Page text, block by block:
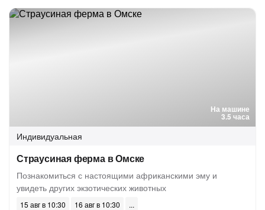
На машине
3.5 часа
Индивидуальная
Страусиная ферма в Омске
Познакомиться с настоящими африканскими эму и
увидеть других экзотических животных
15 авг в 10:30
16 авг в 10:30